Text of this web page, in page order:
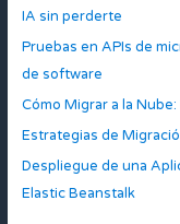
IA sin perderte
Pruebas en APIs de
de software
Cómo Migrar a la
Estrategias de
Despliegue de una
Elastic Beanstalk